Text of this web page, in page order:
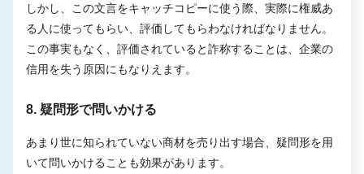
しかし、この文言をキャッチコピーに使う際、実際に権威あ
る人に使ってもらい、評価してもらわなければなりません。
この事実もなく、評価されていると詐称することは、企業の
信用を失う原因にもなりえます。
8. 疑問形で問いかける
あまり世に知られていない商材を売り出す場合、疑問形を用
いて問いかけることも効果があります。